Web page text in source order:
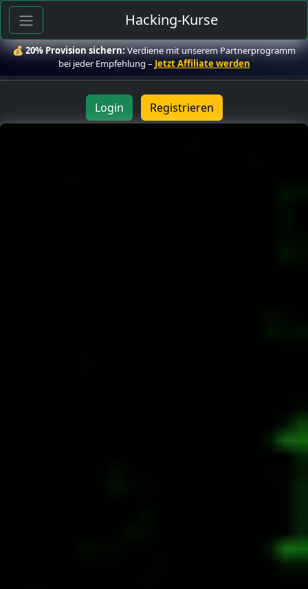
Hacking-Kurse
💰20% Provision sichern:Verdiene mit unserem Partnerprogramm
bei jeder Empfehlung – Jetzt Affiliate werden
Login Registrieren